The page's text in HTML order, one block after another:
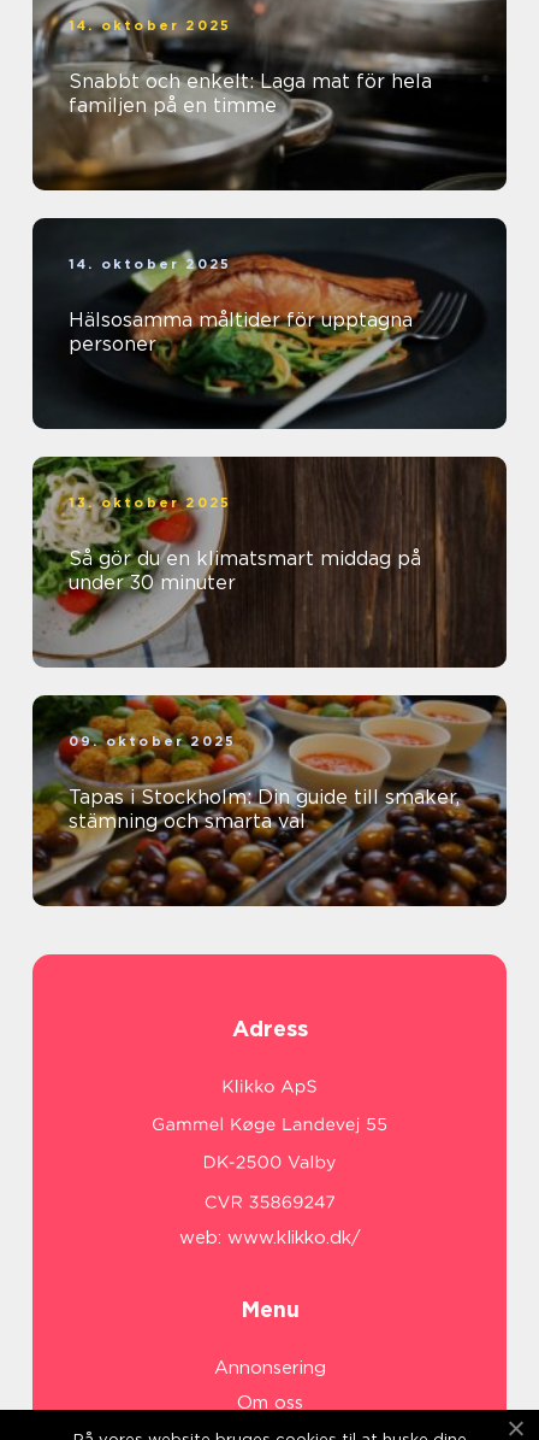
14. oktober 2025
Snabbt och enkelt: Laga mat för hela
familjen på en timme
14. oktober 2025
Hälsosamma måltider för upptagna
personer
13. oktober 2025
Så gör du en klimatsmart middag på
under 30 minuter
09. oktober 2025
Tapas i Stockholm: Din guide till smaker,
stämning och smarta val
Adress
web: www.klikko.dk/
Menu
Annonsering
Om oss